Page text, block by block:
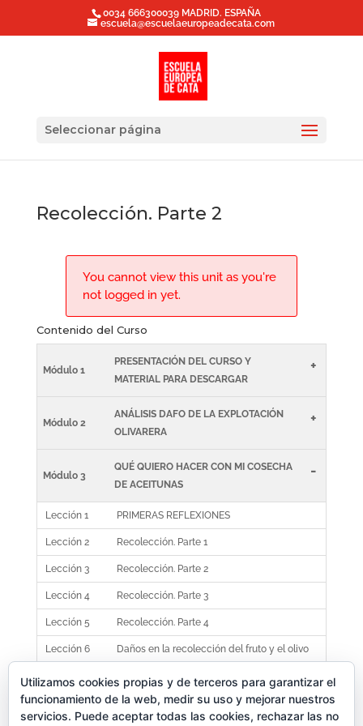
0034 666300039 MADRID. ESPAÑA
escuela@escuelaeuropeadecata.com
Seleccionar página
Recolección. Parte 2
You cannot view this unit as you're
not logged in yet.
Contenido del Curso
Módulo 1
PRESENTACIÓN DEL CURSO Y
MATERIAL PARA DESCARGAR
+
Módulo 2
ANÁLISIS DAFO DE LA EXPLOTACIÓN
OLIVARERA
+
Módulo 3
QUÉ QUIERO HACER CON MI COSECHA
DE ACEITUNAS
-
Lección 1 PRIMERAS REFLEXIONES
Lección 2 Recolección. Parte 1
Lección 3 Recolección. Parte 2
Lección 4 Recolección. Parte 3
Lección 5 Recolección. Parte 4
Lección 6 Daños en la recolección del fruto y el olivo
Módulo 4
CRITERIOS PARA HACER UNA NUEVA
PLANTACIÓN
+
Utilizamos cookies propias y de terceros para garantizar el
funcionamiento de la web, medir su uso y mejorar nuestros
servicios. Puede aceptar todas las cookies, rechazar las no